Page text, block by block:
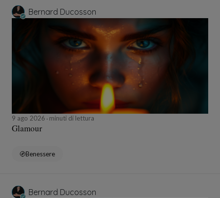
Bernard Ducosson
9 ago 2026 minuti di lettura
Glamour
Benessere
Bernard Ducosson